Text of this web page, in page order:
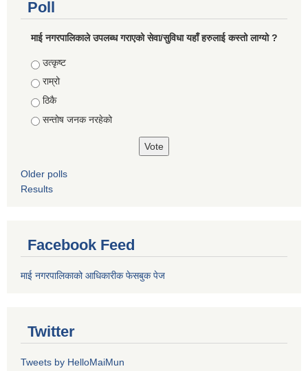
Poll
माई नगरपालिकाले उपलब्ध गराएको सेवा/सुविधा यहाँ हरुलाई कस्तो लाग्यो ?
Choices
उत्कृष्ट
राम्रो
ठिकै
सन्तोष जनक नरहेको
Older polls
Results
Facebook Feed
माई नगरपालिकाको आधिकारीक फेसबुक पेज
Twitter
Tweets by HelloMaiMun